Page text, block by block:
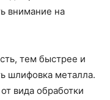
внимание на
тем быстрее и
шлифовка металла.
вида обработки